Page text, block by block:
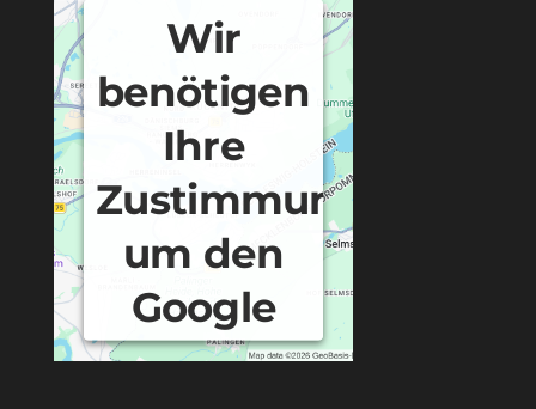
Wir
benötigen
Ihre
Zustimmung,
um den
Google
Maps-